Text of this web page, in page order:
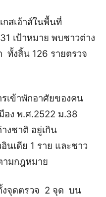
กสเฮ้าส์ในพื้นที่
เป้าหมาย พบชาวต่าง
ทั้งสิ้น 126 รายตรวจ
รเข้าพักอาศัยของคน
อง พ.ศ.2522 ม.38
งชาติ อยู่เกิน
นเดีย 1 ราย และชาว
ามกฎหมาย
งจุดตรวจ 2 จุด บน